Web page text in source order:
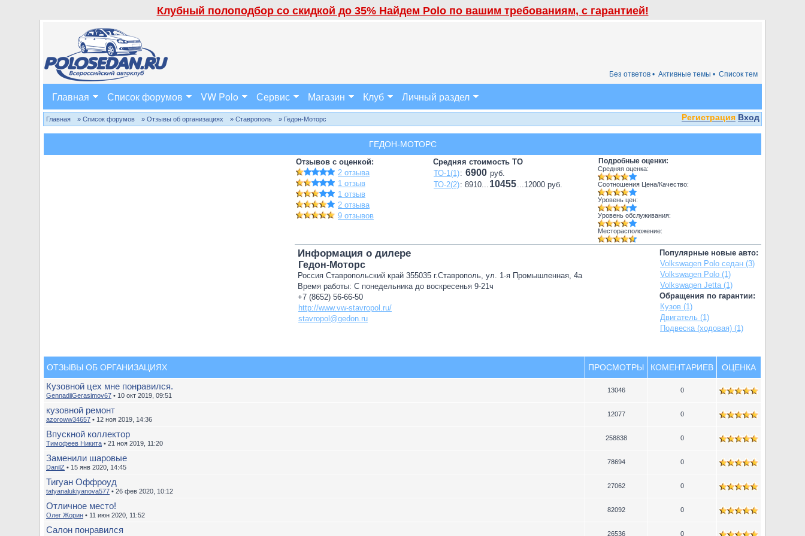
Клубный полоподбор со скидкой до 35% Найдем Polo по вашим требованиям, с гарантией!
Список тем
Активные темы •
Без ответов •
Главная Список форумов VW Polo Сервис Магазин Клуб Личный раздел
Регистрация Вход
Главная » Список форумов » Отзывы об организациях » Ставрополь » Гедон-Моторс
ГЕДОН-МОТОРС
Отзывов с оценкой:
2 отзыва
1 отзыв
1 отзыв
2 отзыва
9 отзывов
Средняя стоимость ТО
ТО-1(1): 6900 руб.
ТО-2(2): 8910... 10455...12000 руб.
Подробные оценки:
Средняя оценка:
Соотношения Цена/Качество:
Уровень цен:
Уровень обслуживания:
Месторасположение:
Популярные новые авто:
Volkswagen Polo седан (3)
Volkswagen Polo (1)
Volkswagen Jetta (1)
Обращения по гарантии:
Кузов (1)
Двигатель (1)
Подвеска (ходовая) (1)
Информация о дилере
Гедон-Моторс
Россия Ставропольский край 355035 г.Ставрополь, ул. 1-я Промышленная, 4а
Время работы: С понедельника до воскресенья 9-21ч
+7 (8652) 56-66-50
http://www.vw-stavropol.ru/
stavropol@gedon.ru
ОТЗЫВЫ ОБ ОРГАНИЗАЦИЯХ ПРОСМОТРЫ КОМЕНТАРИЕВ ОЦЕНКА
Кузовной цех мне понравился.
GennadiiGerasimov67 • 10 окт 2019, 09:51
13046 0
кузовной ремонт
azoroww34657 • 12 ноя 2019, 14:36
12077 0
Впускной коллектор
Тимофеев Никита • 21 ноя 2019, 11:20
258838 0
Заменили шаровые
DanilZ • 15 янв 2020, 14:45
78694 0
Тигуан Оффроуд
tatyanalukiyanova577 • 26 фев 2020, 10:12
27062 0
Отличное место!
Олег Жорин • 11 июн 2020, 11:52
82092 0
Салон понравился 26536 0